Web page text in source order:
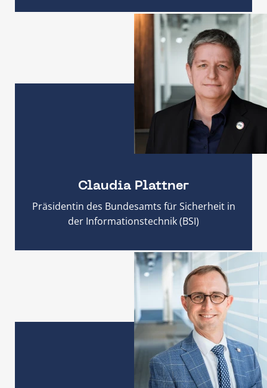
Claudia Plattner
Präsidentin des Bundesamts für Sicherheit in
der Informationstechnik (BSI)